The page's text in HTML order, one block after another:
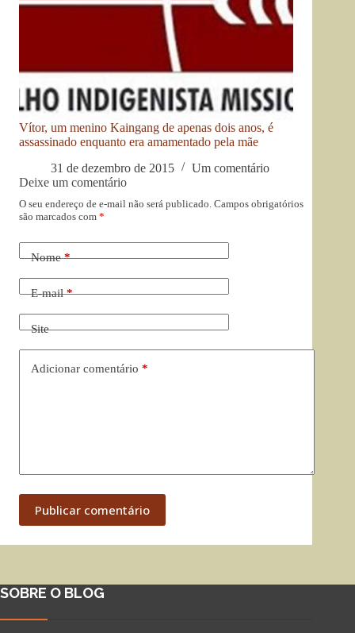
Vítor, um menino Kaingang de apenas dois anos, é
assassinado enquanto era amamentado pela mãe
31 de dezembro de 2015
Um comentário
Deixe um comentário
O seu endereço de e-mail não será publicado. Campos obrigatórios
são marcados com *
Nome*
E-mail*
Site
Adicionar comentário *
Publicar comentário
SOBRE O BLOG